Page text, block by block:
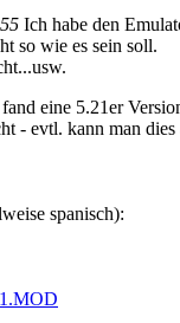
Ich habe den
so wie es sein soll.
eine 5.21er
- evtl. kann man
spanisch):